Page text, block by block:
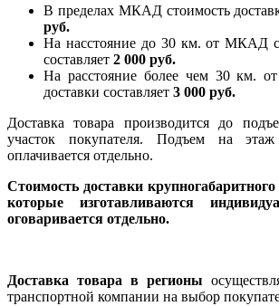
В пределах МКАД стоимость
руб.
На насcтояние до 30 км. от МКАД
составляет 2 000 руб.
На расстояние более чем 30 км.
доставки составляет 3 000 руб.
Доставка товара производится до
участок покупателя. Подъем на этаж
оплачивается отдельно.
Стоимость доставки
которые изготавливаются
оговаривается отдельно.
Доставка товара в регионы
транспортной компании на выбор